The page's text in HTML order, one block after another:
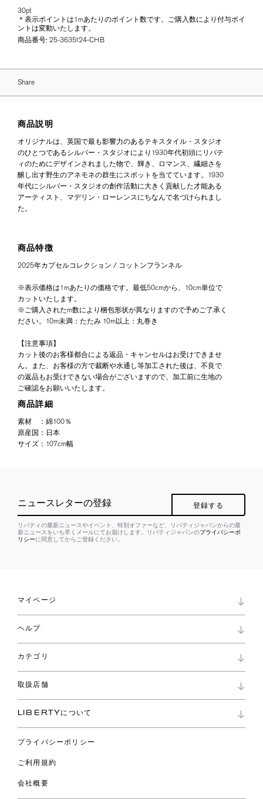
30pt
＊表示ポイントは1mあたりのポイント数です。ご購入数により付与ポイ
ントは変動いたします。
商品番号: 25-3635124-CHB
Share
商品説明
オリジナルは、英国で最も影響力のあるテキスタイル・スタジオ
のひとつであるシルバー・スタジオにより1930年代初頭にリバテ
ィのためにデザインされました物で、輝き、ロマンス、繊細さを
醸し出す野生のアネモネの群生にスポットを当てています。1930
年代にシルバー・スタジオの創作活動に大きく貢献した才能ある
アーティスト、マデリン・ローレンスにちなんで名づけられまし
た。
商品特徴
2025年カプセルコレクション / コットンフランネル
※表示価格は1mあたりの価格です。最低50cmから、10cm単位で
カットいたします。
※ご購入されたm数により梱包形状が異なりますので予めご了承く
ださい。10m未満：たたみ 10m以上：丸巻き
【注意事項】
カット後のお客様都合による返品・キャンセルはお受けできませ
ん。また、お客様の方で裁断や水通し等加工された後は、不良で
の返品もお受けできない場合がございますので、加工前に生地の
ご確認をお願いいたします。
商品詳細
素材 ： 綿100％
原産国 ： 日本
サイズ ： 107cm幅
ニュースレターの登録 登録する
リバティの最新ニュースやイベント、特別オファーなど、リバティジャパンからの最
新ニュースをいち早くメールにてお届けします。リバティジャパンのプライバシーポ
リシーに同意してからご登録ください。
マイページ
ロイヤリティプログラム
パスワード再設定
ショッピングバッグ
ヘルプ
お問い合わせ
よくあるご質問
ご利用ガイド
カテゴリ
コレクション
ファブリックス
バッグ
ウェア
ライフスタイル
スペシャル
取扱店舗
リバティ・ファブリックス
LIBERTYについて
プライバシーポリシー
ご利用規約
会社概要